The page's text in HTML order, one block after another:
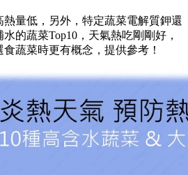
量低，另外，特定蔬菜電解質鉀還
的蔬菜Top10，天氣熱吃剛剛好，
蔬菜時更有概念，提供參考！